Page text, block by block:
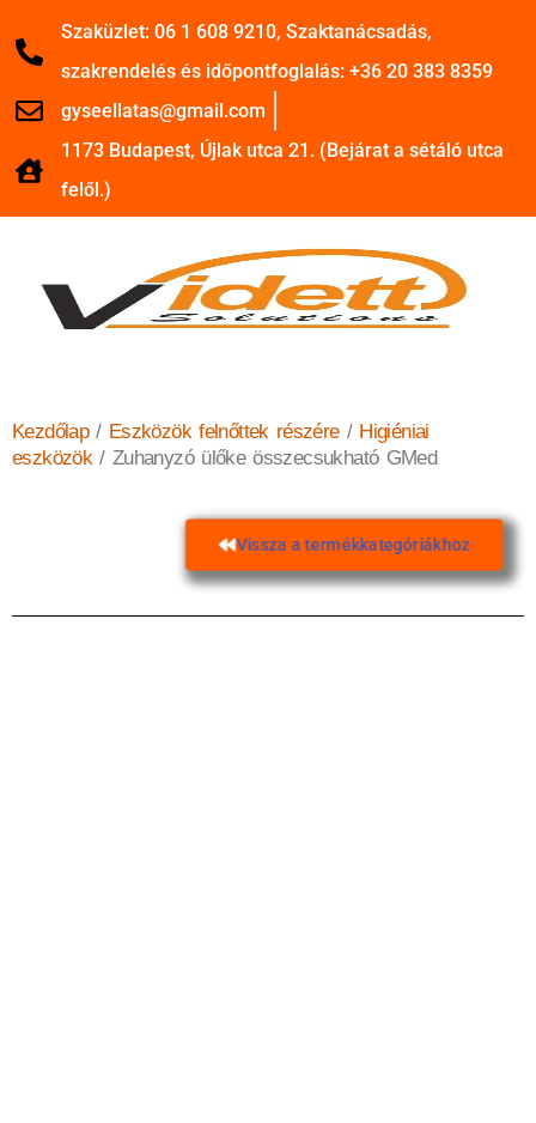
Szaküzlet: 06 1 608 9210, Szaktanácsadás,
szakrendelés és időpontfoglalás: +36 20 383 8359
gyseellatas@gmail.com
1173 Budapest, Újlak utca 21. (Bejárat a sétáló utca
felől.)
Kezdőlap/ Eszközök felnőttek részére/ Higiéniai
eszközök/ Zuhanyzó ülőke összecsukható GMed
Vissza a termékkategóriákhoz